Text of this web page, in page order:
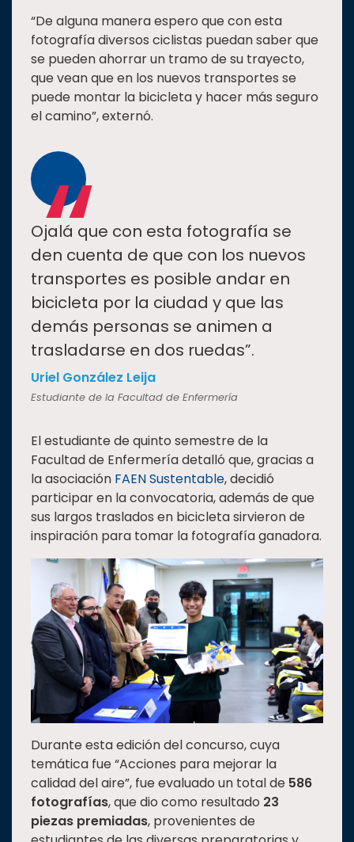
“De alguna manera espero que con esta
fotografía diversos ciclistas puedan saber que
se pueden ahorrar un tramo de su trayecto,
que vean que en los nuevos transportes se
puede montar la bicicleta y hacer más seguro
el camino”, externó.
“
Ojalá que con esta fotografía se
den cuenta de que con los nuevos
transportes es posible andar en
bicicleta por la ciudad y que las
demás personas se animen a
trasladarse en dos ruedas”.
Uriel González Leija
Estudiante de la Facultad de Enfermería
El estudiante de quinto semestre de la
Facultad de Enfermería detalló que, gracias a
la asociación FAEN Sustentable, decidió
participar en la convocatoria, además de que
sus largos traslados en bicicleta sirvieron de
inspiración para tomar la fotografía ganadora.
Durante esta edición del concurso, cuya
temática fue “Acciones para mejorar la
calidad del aire”, fue evaluado un total de 586
fotografías, que dio como resultado 23
piezas premiadas, provenientes de